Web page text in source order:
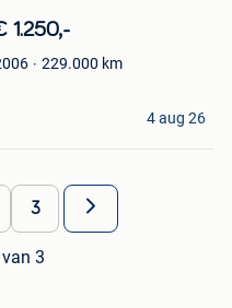
1.250,-
229.000 km
4 aug 26
3
3